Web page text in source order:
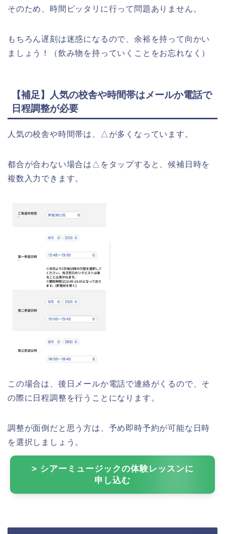
そのため、時間ピッタリに行って問題ありません。
もちろん遅刻は迷惑になるので、余裕を持って向かい
ましょう！（飲み物を持っていくことをお忘れなく）
【補足】人気の校舎や時間帯はメールか電話で
日程調整が必要
人気の校舎や時間帯は、△が多くなっています。
都合が合わない場合は△をタップすると、候補日時を
複数入力できます。
この場合は、後日メールか電話で連絡がくるので、そ
の際に日程調整を行うことになります。
調整が面倒だと思う方は、予め即時予約が可能な日時
を選択しましょう。
> シアーミュージックの体験レッスンに
申し込む